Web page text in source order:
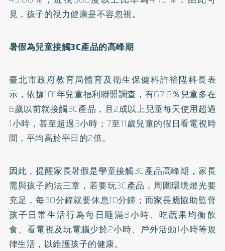
見，孩子的視力健康是不容忽視。
暑假為兒童接觸3C產品的高峰期
臺北市政府教育局體育及衛生保健科許裕陞科長表
示，依據101年兒童福利聯盟調查，有67.6％兒童多在
6歲以前就接觸3C產品，且2成以上兒童每天使用超過
1小時，甚至超過3小時；7至11歲兒童的假日看電視時
間，平均高於平日的2倍。
因此，提醒家長暑假是學童接觸3C產品高峰期，家長
需與孩子約法三章，若要玩3C產品，周圍環境燈光要
充足，每30分鐘就要休息10分鐘；而家長應協助監督
孩子日常生活行為每日睡滿8小時、吃蔬果均衡飲
食、看電視及玩電腦少於2小時、戶外活動1小時等規
律生活，以維護孩子的健康。